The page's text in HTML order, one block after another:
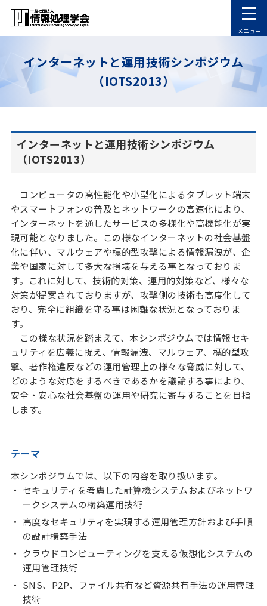
メニュー
インターネットと運用技術シンポジウム
（IOTS2013）
インターネットと運用技術シンポジウム
（IOTS2013）
コンピュータの高性能化や小型化によるタブレット端末
やスマートフォンの普及とネットワークの高速化により、
インターネットを通したサービスの多様化や高機能化が実
現可能となりました。この様なインターネットの社会基盤
化に伴い、マルウェアや標的型攻撃による情報漏洩が、企
業や国家に対して多大な損壊を与える事となっておりま
す。これに対して、技術的対策、運用的対策など、様々な
対策が提案されておりますが、攻撃側の技術も高度化して
おり、完全に組織を守る事は困難な状況となっておりま
す。
この様な状況を踏まえて、本シンポジウムでは情報セキ
ュリティを広義に捉え、情報漏洩、マルウェア、標的型攻
撃、著作権違反などの運用管理上の様々な脅威に対して、
どのような対応をするべきであるかを議論する事により、
安全・安心な社会基盤の運用や研究に寄与することを目指
します。
テーマ
本シンポジウムでは、以下の内容を取り扱います。
セキュリティを考慮した計算機システムおよびネットワ
ークシステムの構築運用技術
高度なセキュリティを実現する運用管理方針および手順
の設計構築手法
クラウドコンピューティングを支える仮想化システムの
運用管理技術
SNS、P2P、ファイル共有など資源共有手法の運用管理
技術